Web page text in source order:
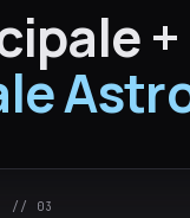
// 03